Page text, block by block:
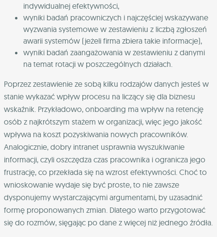
indywidualnej efektywności,
wyniki badań pracowniczych i najczęściej wskazywane
wyzwania systemowe w zestawieniu z liczbą zgłoszeń
awarii systemów (jeżeli firma zbiera takie informacje),
wyniki badań zaangażowania w zestawieniu z danymi
na temat rotacji w poszczególnych działach.
Poprzez zestawienie ze sobą kilku rodzajów danych jesteś w
stanie wykazać wpływ procesu na liczący się dla biznesu
wskaźnik. Przykładowo, onboarding ma wpływ na retencję
osób z najkrótszym stażem w organizacji, więc jego jakość
wpływa na koszt pozyskiwania nowych pracowników.
Analogicznie, dobry intranet usprawnia wyszukiwanie
informacji, czyli oszczędza czas pracownika i ogranicza jego
frustrację, co przekłada się na wzrost efektywności. Choć to
wnioskowanie wydaje się być proste, to nie zawsze
dysponujemy wystarczającymi argumentami, by uzasadnić
formę proponowanych zmian. Dlatego warto przygotować
się do rozmów, sięgając po dane z więcej niż jednego źródła.